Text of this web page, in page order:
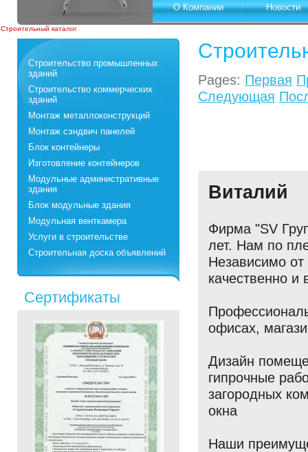
О Компании Новости
Pages: Первая
Следующая
Виталий
Фирма "SV
лет. Нам по
Независимо
качественно и
офисах,
Дизайн
гипрочные
загородных
окна
Наши
Строительство промышленных
зданий
Строительство коммерческих
зданий
Монтаж металлоконструкций
Монтаж сэндвич панелей
Блок контейнеры
Изготовление контейнеров
Модульные административные
здания
Блок модульные здания
Модульная венткамера
Услуги в строительстве
Строительная доска объявлений
Сертификаты
Строительный каталог